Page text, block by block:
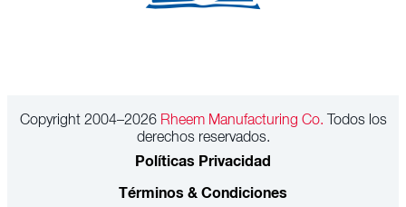
Copyright 2004–2026Rheem Manufacturing Co. Todos los
derechos reservados.
Políticas Privacidad
Términos & Condiciones